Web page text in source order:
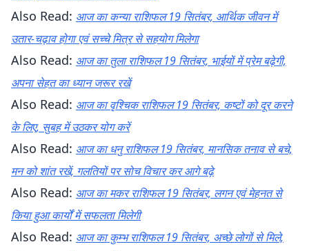
Also Read: आज का कन्या राशिफल 19 सितंबर, आर्थिक जीवन में
उतार-चढ़ाव होगा एवं सच्चे मित्र से सहयोग मिलेगा
Also Read: आज का तुला राशिफल 19 सितंबर, भाईयों में प्रेम बढ़ेगी,
अपना सेहत का ध्यान जरूर रखें
Also Read: आज का वृश्चिक राशिफल 19 सितंबर, कष्टों को दूर करने
के लिए, सुबह में उठकर योग करें
Also Read: आज का धनु राशिफल 19 सितंबर, मानसिक तनाव से बचे,
मन को शांत रखें, गलतियों पर सोच विचार कर आगे बढ़े
Also Read: आज का मकर राशिफल 19 सितंबर, लगन एवं मेहनत से
किया हुआ कार्यों में सफलता मिलेगी
Also Read: आज का कुम्भ राशिफल 19 सितंबर, अच्छे लोगों से मिले,